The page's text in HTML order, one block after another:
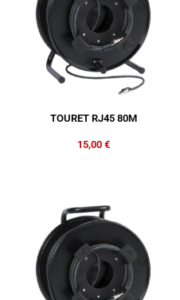
TOURET RJ45 80M
15,00 €